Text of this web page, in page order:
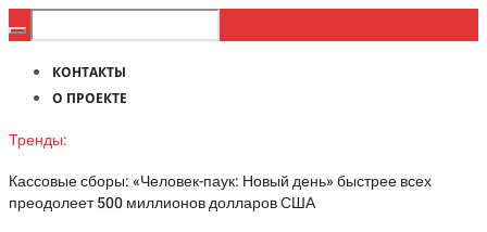
КОНТАКТЫ
О ПРОЕКТЕ
Тренды:
Кассовые сборы: «Человек-паук: Новый день» быстрее всех
преодолеет 500 миллионов долларов США